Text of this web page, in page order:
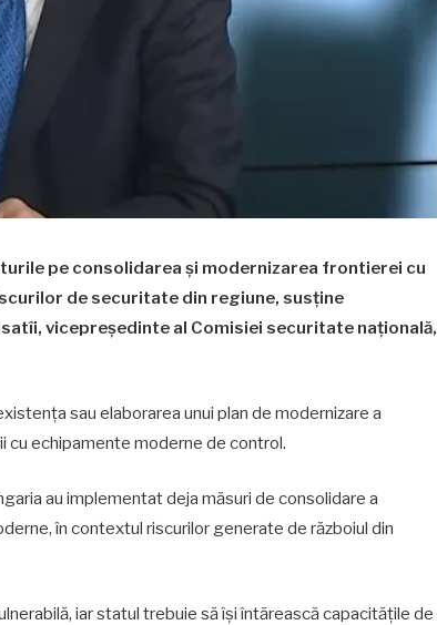
pe consolidarea și modernizarea frontierei cu
de securitate din regiune, susține
vicepreședinte al Comisiei securitate națională,
sau elaborarea unui plan de modernizare a
cu echipamente moderne de control.
au implementat deja măsuri de consolidare a
în contextul riscurilor generate de războiul din
iar statul trebuie să își întărească capacitățile de